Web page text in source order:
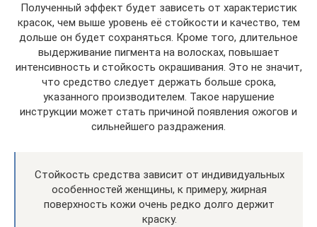
Полученный эффект будет зависеть от характеристик
красок, чем выше уровень её стойкости и качество, тем
дольше он будет сохраняться. Кроме того, длительное
выдерживание пигмента на волосках, повышает
интенсивность и стойкость окрашивания. Это не значит,
что средство следует держать больше срока,
указанного производителем. Такое нарушение
инструкции может стать причиной появления ожогов и
сильнейшего раздражения.
Стойкость средства зависит от индивидуальных
особенностей женщины, к примеру, жирная
поверхность кожи очень редко долго держит
краску.